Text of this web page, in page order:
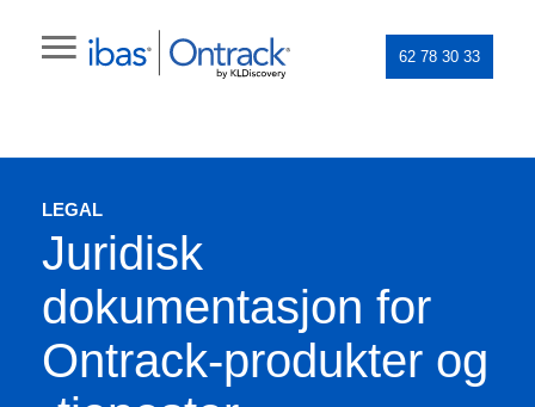
62 78 30 33
LEGAL
Juridisk
dokumentasjon for
Ontrack-produkter og